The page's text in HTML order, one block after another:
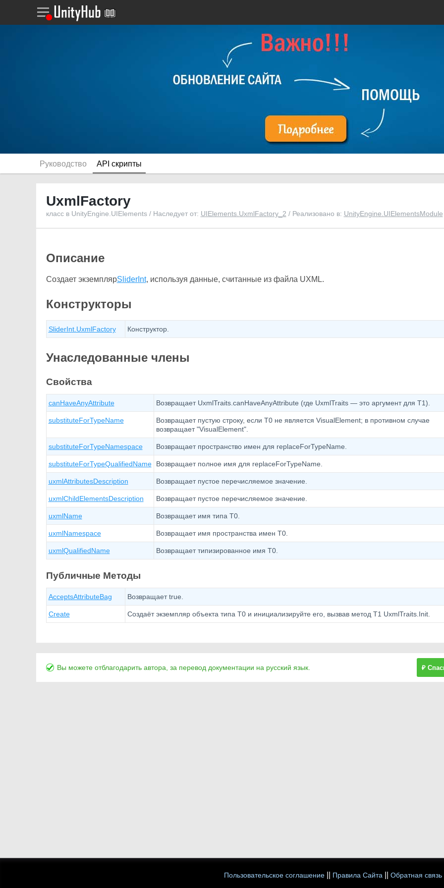
Руководство API скрипты
UxmlFactory
класс в UnityEngine.UIElements / Наследует от: UIElements.UxmlFactory_2 / Реализовано в: UnityEngine.UIElementsModule
Описание
Создает экземплярSliderInt, используя данные, считанные из файла UXML.
Конструкторы
SliderInt.UxmlFactory Конструктор.
Унаследованные члены
Свойства
canHaveAnyAttribute Возвращает UxmlTraits.canHaveAnyAttribute (где UxmlTraits — это аргумент для T1).
substituteForTypeName
Возвращает пустую строку, если T0 не является VisualElement; в противном случае
возвращает "VisualElement".
substituteForTypeNamespace Возвращает пространство имен для replaceForTypeName.
substituteForTypeQualifiedName Возвращает полное имя для replaceForTypeName.
uxmlAttributesDescription Возвращает пустое перечисляемое значение.
uxmlChildElementsDescription Возвращает пустое перечисляемое значение.
uxmlName Возвращает имя типа T0.
uxmlNamespace Возвращает имя пространства имен T0.
uxmlQualifiedName Возвращает типизированное имя T0.
Публичные Методы
AcceptsAttributeBag Возвращает true.
Create Создаёт экземпляр объекта типа T0 и инициализируйте его, вызвав метод T1 UxmlTraits.Init.
Вы можете отблагодарить автора, за перевод документации на русский язык. ₽
Пользовательское соглашение Правила Сайта Обратная связь